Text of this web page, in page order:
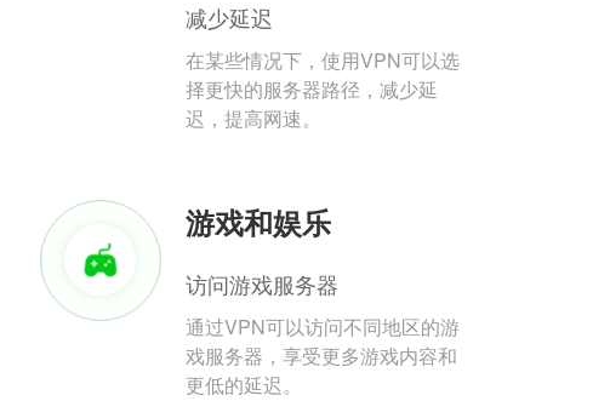
减少延迟
在某些情况下，使用VPN可以选
择更快的服务器路径，减少延
迟，提高网速。
游戏和娱乐
访问游戏服务器
通过VPN可以访问不同地区的游
戏服务器，享受更多游戏内容和
更低的延迟。